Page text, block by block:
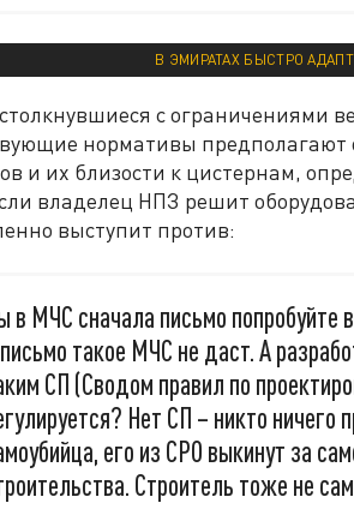
В ЭМИРАТАХ БЫСТРО
с ограничениями
нормативы предполагают
и их близости к цистернам,
владелец НПЗ решит
выступит против:
в МЧС сначала письмо попробуйте
такое МЧС не даст. А
СП (Сводом правил по
Нет СП – никто ничего
его из СРО выкинут за
Строитель тоже не